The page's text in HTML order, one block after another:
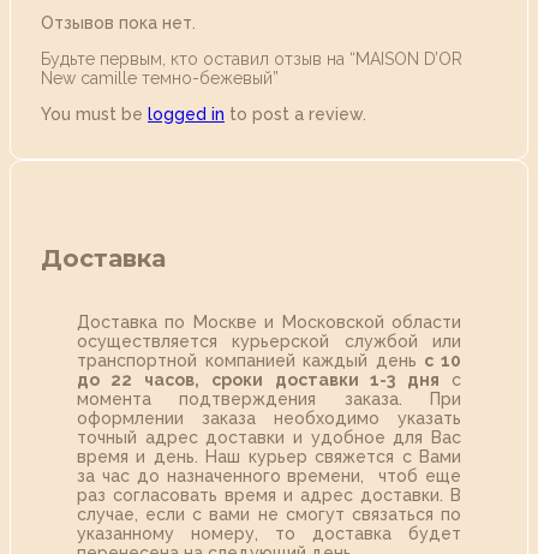
Отзывов пока нет.
Будьте первым, кто оставил отзыв на “MAISON D’OR
New camille темно-бежевый”
You must be logged in to post a review.
Доставка
Доставка по Москве и Московской области
осуществляется курьерской службой или
транспортной компанией каждый день с 10
до 22 часов,
сроки доставки 1-3 дня с
момента подтверждения заказа. При
оформлении заказа необходимо указать
точный адрес доставки и удобное для Вас
время и день. Наш курьер свяжется с Вами
за час до назначенного времени, чтоб еще
раз согласовать время и адрес доставки. В
случае, если с вами не смогут связаться по
указанному номеру, то доставка будет